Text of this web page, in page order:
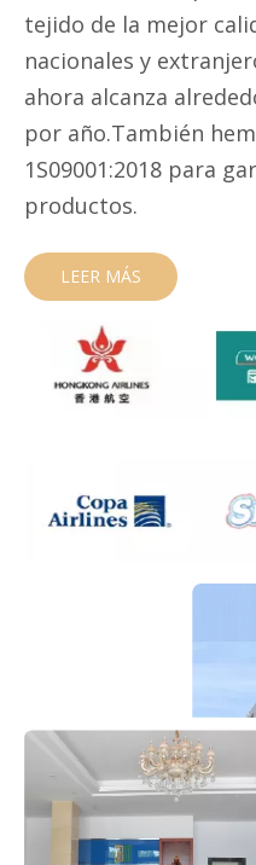
tejido de la mejor
nacionales y
ahora alcanza
por año.También
1S09001:2018 para
productos.
LEER MÁS